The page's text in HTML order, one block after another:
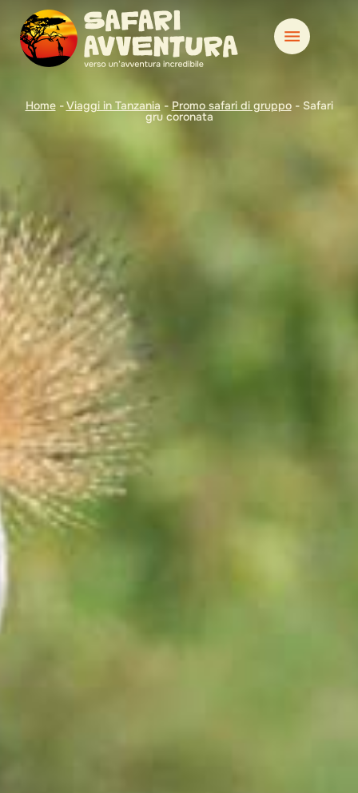
Home-Viaggi in Tanzania - Promo safari di gruppo- Safari
gru coronata